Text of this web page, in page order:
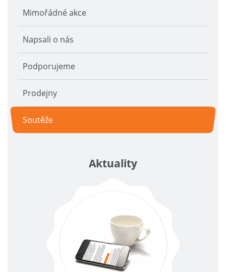
Mimořádné akce
Napsali o nás
Podporujeme
Prodejny
Soutěže
Aktuality